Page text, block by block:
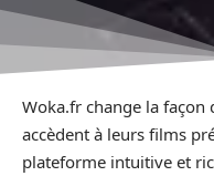
Woka.fr change la façon
accèdent à leurs films
plateforme intuitive et